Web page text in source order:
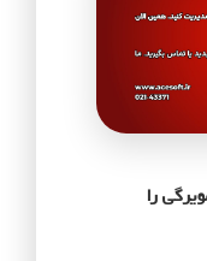
را